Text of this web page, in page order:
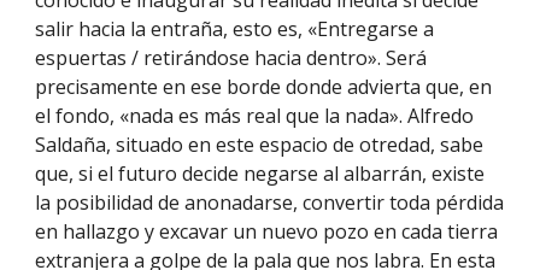
salir hacia la entraña, esto es, «Entregarse a
espuertas / retirándose hacia dentro». Será
precisamente en ese borde donde advierta que, en
el fondo, «nada es más real que la nada». Alfredo
Saldaña, situado en este espacio de otredad, sabe
que, si el futuro decide negarse al albarrán, existe
la posibilidad de anonadarse, convertir toda pérdida
en hallazgo y excavar un nuevo pozo en cada tierra
extranjera a golpe de la pala que nos labra. En esta